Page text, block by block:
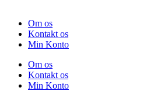
Om os
Kontakt os
Min Konto
Om os
Kontakt os
Min Konto